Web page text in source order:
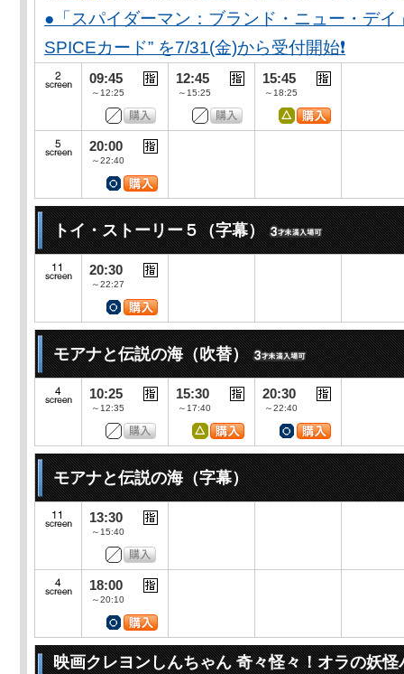
●「スパイダーマン：ブランド・ニュー・デ
SPICEカード” を7/31(金)から受付開始❗️
09:45
～12:25
12:45
～15:25
15:45
～18:25
20:00
～22:40
トイ・ストーリー５（字幕）
20:30
～22:27
モアナと伝説の海（吹替）
10:25
～12:35
15:30
～17:40
20:30
～22:40
モアナと伝説の海（字幕）
13:30
～15:40
18:00
～20:10
映画クレヨンしんちゃん 奇々怪々！オラの妖怪